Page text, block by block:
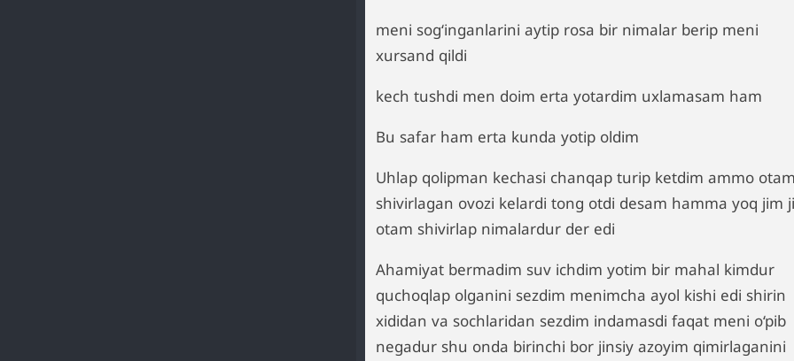
meni sog‘inganlarini aytip rosa bir nimalar berip meni
xursand qildi
kech tushdi men doim erta yotardim uxlamasam ham
Bu safar ham erta kunda yotip oldim
Uhlap qolipman kechasi chanqap turip ketdim ammo
shivirlagan ovozi kelardi tong otdi desam hamma yoq jim
otam shivirlap nimalardur der edi
Ahamiyat bermadim suv ichdim yotim bir mahal kimdur
quchoqlap olganini sezdim menimcha ayol kishi edi shirin
xididan va sochlaridan sezdim indamasdi faqat meni o‘pib
negadur shu onda birinchi bor jinsiy azoyim qimirlaganini